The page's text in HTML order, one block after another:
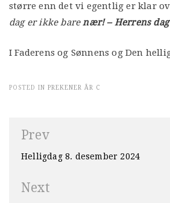
større enn det vi egentlig er klar
dag er ikke barenær! – Herrens
I Faderens og Sønnens og Den
POSTED IN PREKENER ÅR C
Innleggsnavigasjon
Prev
Helligdag 8. desember 2024
Next